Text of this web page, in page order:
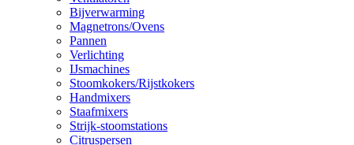
Bijverwarming
Magnetrons/Ovens
Pannen
Verlichting
IJsmachines
Stoomkokers/Rijstkokers
Handmixers
Staafmixers
Strijk-stoomstations
Citruspersen